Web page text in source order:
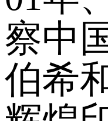
察中
伯希